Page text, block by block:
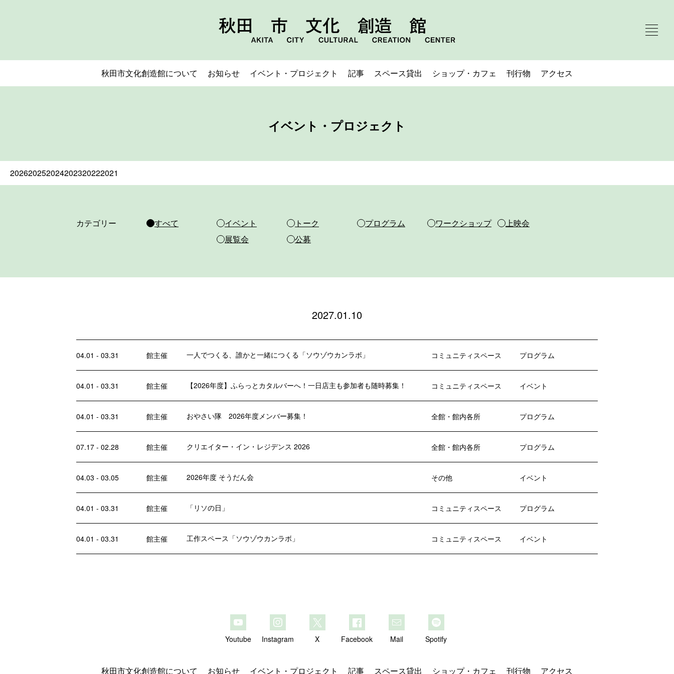
秋田市文化創造館について お知らせ イベント・プロジェクト 記事 スペース貸出 ショップ・カフェ 刊行物 アクセス
イベント・プロジェクト
202620252024202320222021
カテゴリー すべて イベント トーク プログラム ワークショップ
上映会
展覧会
公募
2027.01.10
04.01 - 03.31 館主催 一人でつくる、誰かと一緒につくる「ソウゾウカンラボ」 コミュニティスペース プログラム
04.01 - 03.31 館主催 【2026年度】ふらっとカタルバーへ！一日店主も参加者も随時募集！ コミュニティスペース イベント
04.01 - 03.31 館主催 おやさい隊 2026年度メンバー募集！ 全館・館内各所 プログラム
07.17 - 02.28 館主催 クリエイター・イン・レジデンス 2026 全館・館内各所 プログラム
04.03 - 03.05 館主催 2026年度 そうだん会 その他 イベント
04.01 - 03.31 館主催 「リソの日」 コミュニティスペース プログラム
04.01 - 03.31 館主催 工作スペース「ソウゾウカンラボ」 コミュニティスペース イベント
Youtube Instagram X Facebook Mail Spotify
秋田市文化創造館について お知らせ イベント・プロジェクト 記事 スペース貸出 ショップ・カフェ 刊行物 アクセス